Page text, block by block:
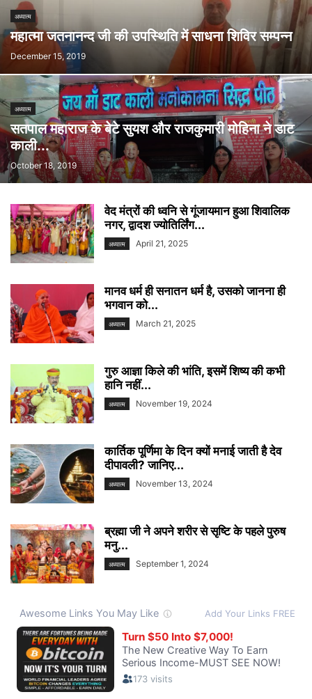
अध्यात्म
महात्मा जतनानन्द जी की उपस्थिति में साधना शिविर सम्पन्न
December 15, 2019
अध्यात्म
सतपाल महाराज के बेटे सुयश और राजकुमारी मोहिना ने डाट
काली...
October 18, 2019
वेद मंत्रों की ध्वनि से गूंजायमान हुआ शिवालिक
नगर, द्वादश ज्योतिर्लिंग...
अध्यात्म April 21, 2025
मानव धर्म ही सनातन धर्म है, उसको जानना ही
भगवान को...
अध्यात्म March 21, 2025
गुरु आज्ञा किले की भांति, इसमें शिष्य की कभी
हानि नहीं...
अध्यात्म November 19, 2024
कार्तिक पूर्णिमा के दिन क्यों मनाई जाती है देव
दीपावली? जानिए...
अध्यात्म November 13, 2024
ब्रह्मा जी ने अपने शरीर से सृष्टि के पहले पुरुष
मनु...
अध्यात्म September 1, 2024